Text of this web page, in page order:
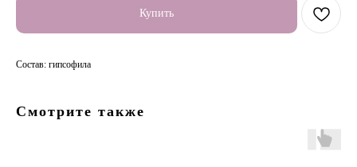
Купить
Состав: гипсофила
Смотрите также